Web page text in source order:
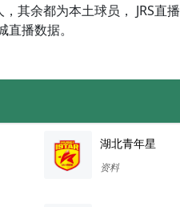
其余都为本土球员， JRS直播
播数据。
湖北青年星
资料